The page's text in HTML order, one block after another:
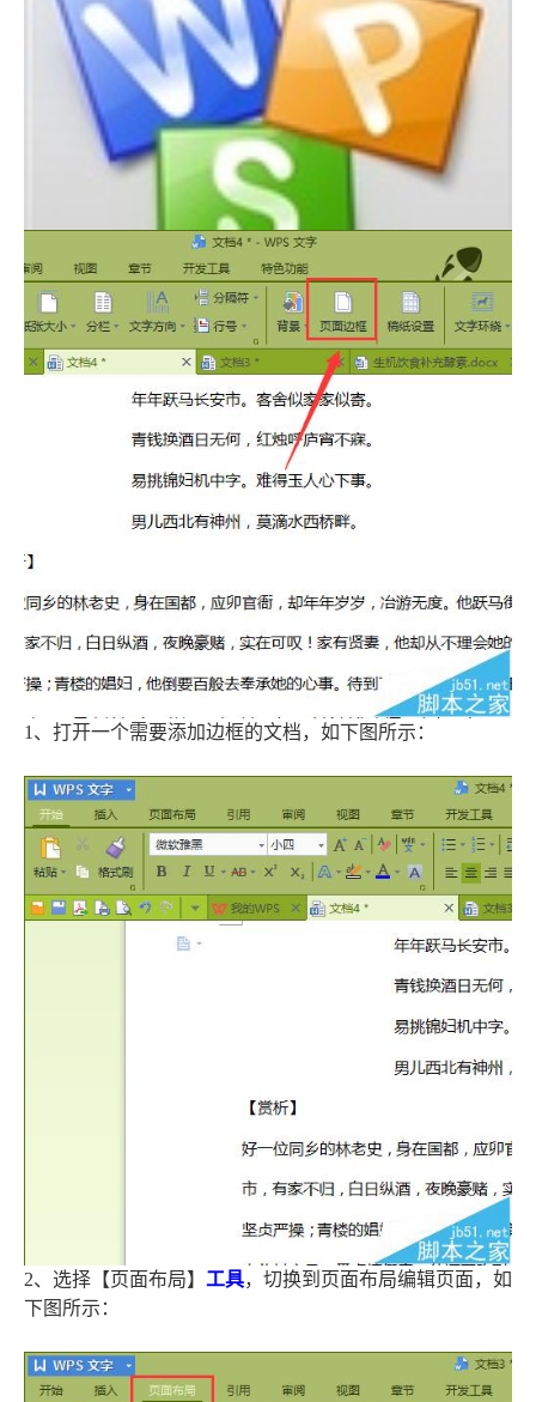
1、打开一个需要添加边框的文档，如下图所示：
2、选择【页面布局】 工具，切换到页面布局编辑页面，如
下图所示：